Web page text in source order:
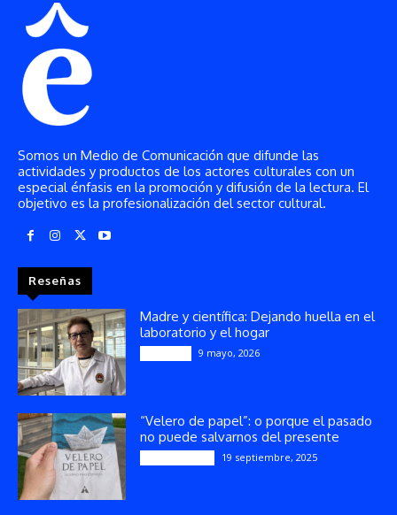
Somos un Medio de Comunicación que difunde las
actividades y productos de los actores culturales con un
especial énfasis en la promoción y difusión de la lectura. El
objetivo es la profesionalización del sector cultural.
Reseñas
Madre y científica: Dejando huella en el
laboratorio y el hogar
9 mayo, 2026
“Velero de papel”: o porque el pasado
no puede salvarnos del presente
19 septiembre, 2025